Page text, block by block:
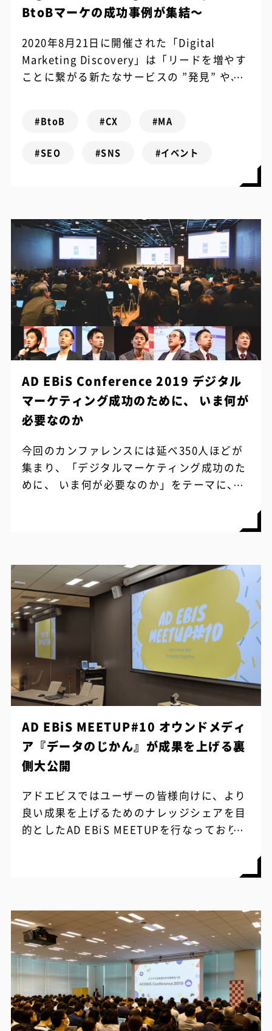
BtoBマーケの成功事例が集結～
2020年8月21日に開催された「Digital
Marketing Discovery」は「リードを増やす
ことに繋がる新たなサービスの ”発見” や、
#BtoB #CX #MA
#SEO #SNS #イベント
AD EBiS Conference 2019 デジタル
マーケティング成功のために、 いま何が
必要なのか
今回のカンファレンスには延べ350人ほどが
集まり、「デジタルマーケティング成功のた
めに、 いま何が必要なのか」をテーマに、各
AD EBiS MEETUP#10 オウンドメディ
ア『データのじかん』が成果を上げる裏
側大公開
アドエビスではユーザーの皆様向けに、より
良い成果を上げるためのナレッジシェアを目
的としたAD EBiS MEETUPを行なっておりま
長である、ウイングアーク1st株式会社の野